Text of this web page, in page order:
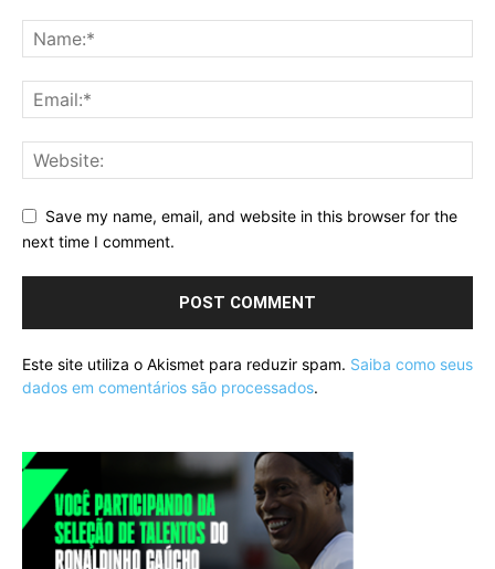
Save my name, email, and website in this browser for the
next time I comment.
Este site utiliza o Akismet para reduzir spam. Saiba como seus
dados em comentários são processados.